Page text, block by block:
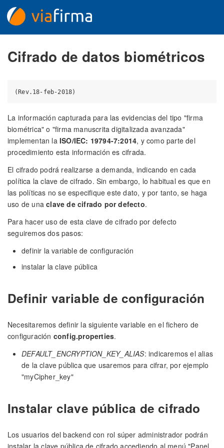
Cifrado de datos biométricos
La información capturada para las evidencias del tipo "firma
biométrica" o "firma manuscrita digitalizada avanzada"
implementan la ISO/IEC: 19794-7:2014, y como parte del
procedimiento esta información es cifrada.
El cifrado podrá realizarse a demanda, indicando en cada
política la clave de cifrado. Sin embargo, lo habitual es que en
las políticas no se especifique este dato, y por tanto, se haga
uso de unaclave de cifrado por defecto.
Para hacer uso de esta clave de cifrado por defecto
seguiremos dos pasos:
definir la variable de configuración
instalar la clave pública
Definir variable de configuración
Necesitaremos definir la siguiente variable en el fichero de
configuración config.properties.
DEFAULT_ENCRYPTION_KEY_ALIAS: indicaremos el alias
de la clave pública que usaremos para cifrar, por ejemplo
"myCipher_key"
Instalar clave pública de cifrado
Los usuarios del backend con rol súper administrador podrán